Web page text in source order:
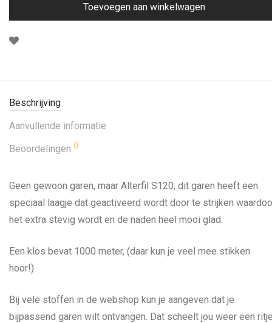
Toevoegen aan winkelwagen
Beschrijving
Aanvullende informatie
Beoordelingen 0
Geen gewoon garen, maar Alterfil S120; dit garen heeft een
speciaal laagje dat geactiveerd wordt door te strijken
het extra stevig wordt en de naden heel mooi glad.
Een klos bevat 1000 meter, (daar kun je veel mee stikken
hoor!).
Bij vele stoffen in de webshop kun je aangeven dat je
bijpassend garen wilt ontvangen. Dat scheelt jou weer een